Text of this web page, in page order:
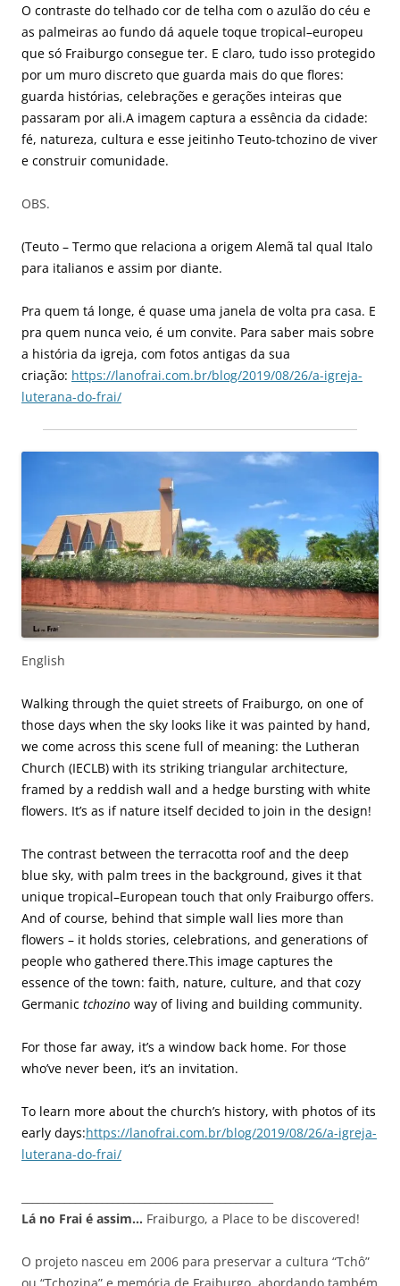
O contraste do telhado cor de telha com o azulão do céu e
as palmeiras ao fundo dá aquele toque tropical–europeu
que só Fraiburgo consegue ter. E claro, tudo isso protegido
por um muro discreto que guarda mais do que flores:
guarda histórias, celebrações e gerações inteiras que
passaram por ali.A imagem captura a essência da cidade:
fé, natureza, cultura e esse jeitinho Teuto-tchozino de viver
e construir comunidade.
OBS.
(Teuto – Termo que relaciona a origem Alemã tal qual Italo
para italianos e assim por diante.
Pra quem tá longe, é quase uma janela de volta pra casa. E
pra quem nunca veio, é um convite. Para saber mais sobre
a história da igreja, com fotos antigas da sua
criação: https://lanofrai.com.br/blog/2019/08/26/a-igreja-
luterana-do-frai/
English
Walking through the quiet streets of Fraiburgo, on one of
those days when the sky looks like it was painted by hand,
we come across this scene full of meaning: the Lutheran
Church (IECLB) with its striking triangular architecture,
framed by a reddish wall and a hedge bursting with white
flowers. It’s as if nature itself decided to join in the design!
The contrast between the terracotta roof and the deep
blue sky, with palm trees in the background, gives it that
unique tropical–European touch that only Fraiburgo offers.
And of course, behind that simple wall lies more than
flowers – it holds stories, celebrations, and generations of
people who gathered there.This image captures the
essence of the town: faith, nature, culture, and that cozy
Germanic tchozino way of living and building community.
For those far away, it’s a window back home. For those
who’ve never been, it’s an invitation.
To learn more about the church’s history, with photos of its
early days:https://lanofrai.com.br/blog/2019/08/26/a-igreja-
luterana-do-frai/
Lá no Frai é assim… Fraiburgo, a Place to be discovered!
O projeto nasceu em 2006 para preservar a cultura “Tchô”
ou “Tchozina” e memória de Fraiburgo, abordando também